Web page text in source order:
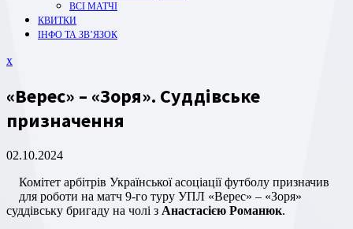
ВСІ МАТЧІ
КВИТКИ
ІНФО ТА ЗВ’ЯЗОК
xЗакрити
«Верес» – «Зоря». Суддівське
призначення
02.10.2024
Комітет арбітрів Української асоціації футболу призначив
для роботи на матч 9-го туру УПЛ «Верес» – «Зоря»
суддівську бригаду на чолі з Анастасією Романюк.